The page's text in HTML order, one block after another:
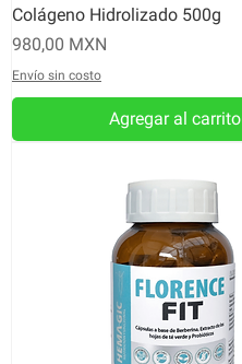
Colágeno Hidrolizado 500g
Precio
980,00 MXN
Envío sin costo
Agregar al carrito